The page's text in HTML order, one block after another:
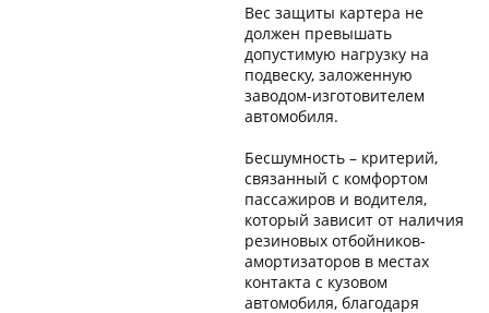
Вес защиты картера не
должен превышать
допустимую нагрузку на
подвеску, заложенную
заводом-изготовителем
автомобиля.
Бесшумность – критерий,
связанный с комфортом
пассажиров и водителя,
который зависит от наличия
резиновых отбойников-
амортизаторов в местах
контакта с кузовом
автомобиля, благодаря